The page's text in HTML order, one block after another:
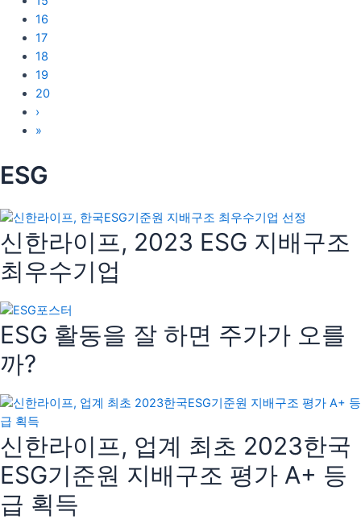
16
17
18
19
20
›
»
ESG
신한라이프, 2023 ESG 지배구조
최우수기업
ESG 활동을 잘 하면 주가가 오를
까?
신한라이프, 업계 최초 2023한국
ESG기준원 지배구조 평가 A+ 등
급 획득